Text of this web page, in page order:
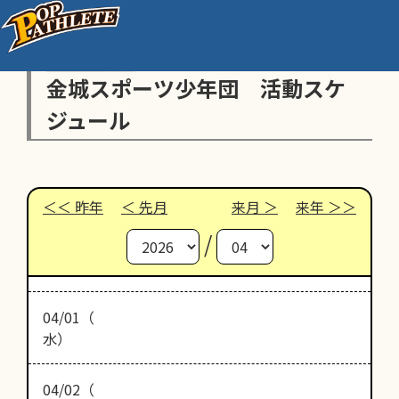
金城スポーツ少年団 活動スケ
ジュール
昨年 先月 来月 来年
/
04/01（
水）
04/02（